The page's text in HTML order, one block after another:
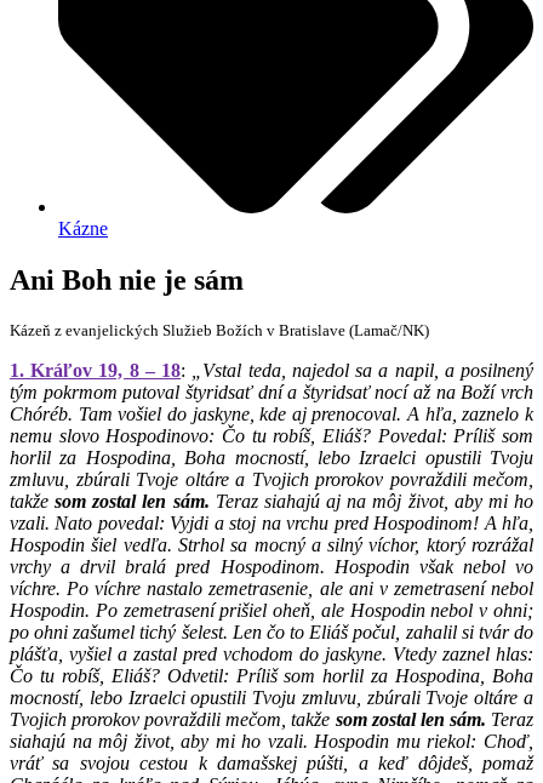
Kázne
Ani Boh nie je sám
Kázeň z evanjelických Služieb Božích v Bratislave (Lamač/NK)
1. Kráľov 19, 8 – 18:
„Vstal teda, najedol sa a napil, a posilnený
tým pokrmom putoval štyridsať dní a štyridsať nocí až na Boží vrch
Chóréb. Tam vošiel do jaskyne, kde aj prenocoval. A hľa, zaznelo k
nemu slovo Hospodinovo: Čo tu robíš, Eliáš? Povedal: Príliš som
horlil za Hospodina, Boha mocností, lebo Izraelci opustili Tvoju
zmluvu, zbúrali Tvoje oltáre a Tvojich prorokov povraždili mečom,
takžesom zostal len sám. Teraz siahajú aj na môj život, aby mi ho
vzali. Nato povedal: Vyjdi a stoj na vrchu pred Hospodinom! A hľa,
Hospodin šiel vedľa. Strhol sa mocný a silný víchor, ktorý rozrážal
vrchy a drvil bralá pred Hospodinom. Hospodin však nebol vo
víchre. Po víchre nastalo zemetrasenie, ale ani v zemetrasení nebol
Hospodin. Po zeme­tra­sení prišiel oheň, ale Hospodin nebol v ohni;
po ohni zašumel tichý šelest. Len čo to Eliáš počul, zahalil si tvár do
plášťa, vyšiel a zastal pred vchodom do jaskyne. Vtedy zaznel hlas:
Čo tu robíš, Eliáš? Odvetil: Príliš som horlil za Hospodina, Boha
mocností, lebo Izraelci opustili Tvoju zmluvu, zbúrali Tvoje oltáre a
Tvojich prorokov povraždili mečom, takže som zostal len sám. Teraz
siahajú na môj život, aby mi ho vzali. Hospodin mu riekol: Choď,
vráť sa svojou cestou k damašskej púšti, a keď dôjdeš, pomaž